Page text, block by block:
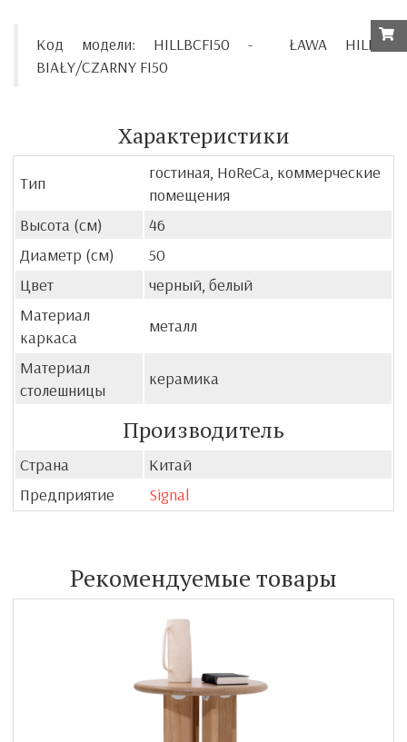
Код модели: HILLBCFI50 - ŁAWA HILL
BIAŁY/CZARNY FI50
Характеристики
Тип
гостиная, HoReCa, коммерческие
помещения
Высота (см)
46
Диаметр (см)
50
Цвет
черный, белый
Материал
каркаса
металл
Материал
столешницы
керамика
Производитель
Страна
Китай
Предприятие
Signal
Рекомендуемые товары